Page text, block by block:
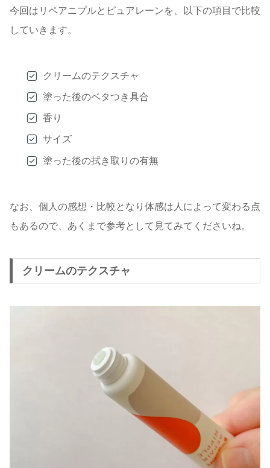
今回はリペアニプルとピュアレーンを、以下の項目で比較
していきます。
クリームのテクスチャ
塗った後のベタつき具合
香り
サイズ
塗った後の拭き取りの有無
なお、個人の感想・比較となり体感は人によって変わる点
もあるので、あくまで参考として見てみてくださいね。
クリームのテクスチャ